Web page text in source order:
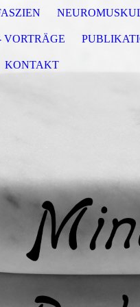
VORTRÄGE
KONTAKT